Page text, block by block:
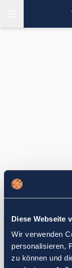
Diese Webseite
Wir verwenden
personalisieren,
zu können und